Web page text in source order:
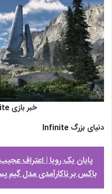
خبر بازی Halo Infinite
دنیای بزرگ Infinite
پایان یک رویا | اعتراف
باکس بر ناکارآمدی مدل گیم